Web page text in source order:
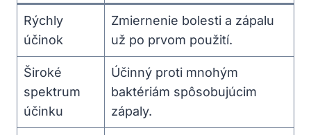
Rýchly
účinok
Zmiernenie bolesti a zápalu
už po prvom použití.
Široké
spektrum
účinku
Účinný proti mnohým
baktériám spôsobujúcim
zápaly.